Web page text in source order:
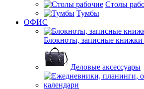
Столы
Тумбы
ОФИС
Блокноты, записные книжки
Деловые аксессуары